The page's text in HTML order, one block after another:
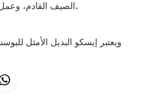
الصيف القادم، وعمل شركة هجومية جديدة مع النجم البرتغالي كريستيانو رونالدو.
ويعتبر إيسكو البديل الأمثل